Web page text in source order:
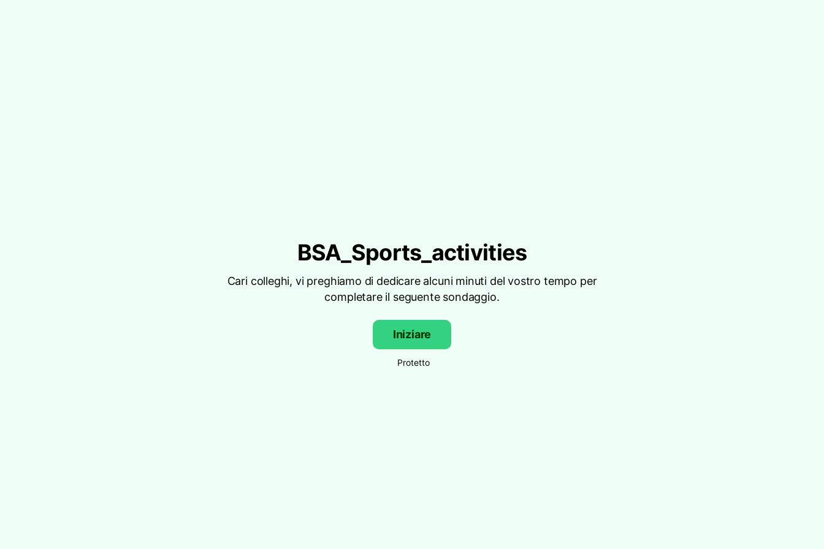
BSA_Sports_activities
Cari colleghi, vi preghiamo di dedicare alcuni minuti del vostro tempo per
completare il seguente sondaggio.
Iniziare
Protetto